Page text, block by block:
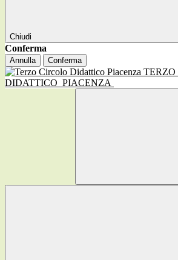
Chiudi
Conferma
Annulla Conferma
TERZO
DIDATTICO PIACENZA